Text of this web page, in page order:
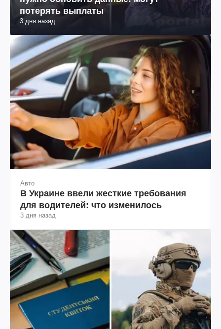
потерять выплаты
3 дня назад
Авто
В Украине ввели жесткие требования
для водителей: что изменилось
3 дня назад